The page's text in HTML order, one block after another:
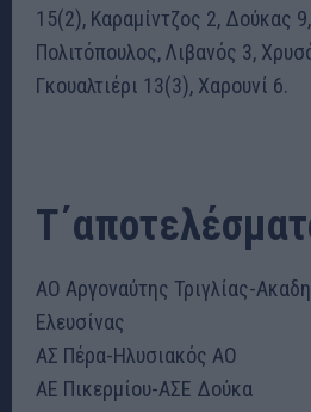
15(2), Καραμίντζος 2, Δούκας
Πολιτόπουλος, Λιβανός 3,
Γκουαλτιέρι 13(3), Χαρουνί 6.
ΑΟ Αργοναύτης Τριγλίας-
Ελευσίνας
ΑΣ Πέρα-Ηλυσιακός ΑΟ
ΑΕ Πικερμίου-ΑΣΕ Δούκα